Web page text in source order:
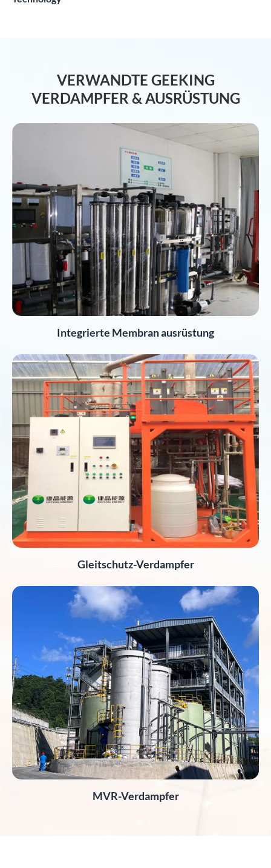
VERWANDTE GEEKING
VERDAMPFER & AUSRÜSTUNG
Integrierte Membran ausrüstung
Gleitschutz-Verdampfer
MVR-Verdampfer